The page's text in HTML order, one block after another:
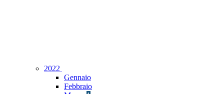
2022
Gennaio
Febbraio